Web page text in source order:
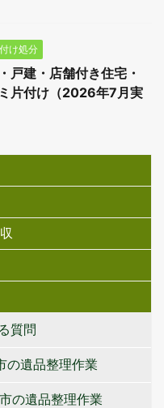
け処分
戸建・店舗付き住宅・
片付け（2026年7月実
質問
の遺品整理作業
の遺品整理作業